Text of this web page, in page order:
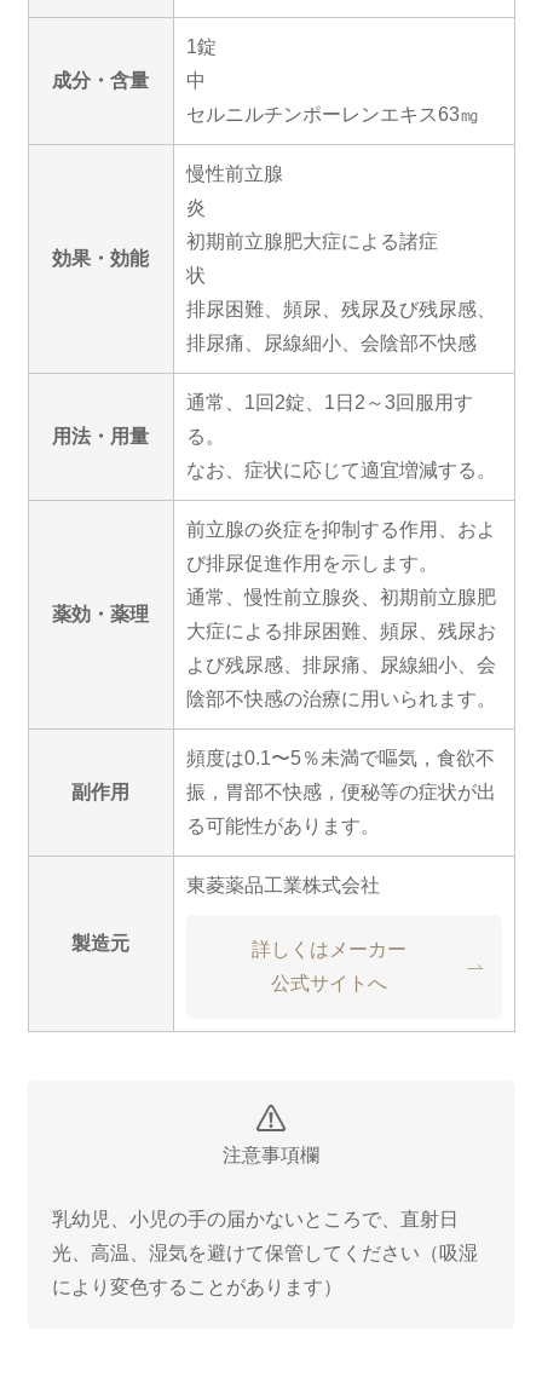
成分・含量
1錠
セルニルチンポーレンエキス63㎎
効果・効能
慢性前立腺
初期前立腺肥大症による諸症
排尿困難、頻尿、残尿及び残尿感、
排尿痛、尿線細小、会陰部不快感
用法・用量
通常、1回2錠、1日2～3回服用す
る。
なお、症状に応じて適宜増減する。
薬効・薬理
前立腺の炎症を抑制する作用、およ
び排尿促進作用を示します。
通常、慢性前立腺炎、初期前立腺肥
大症による排尿困難、頻尿、残尿お
よび残尿感、排尿痛、尿線細小、会
陰部不快感の治療に用いられます。
副作用
頻度は0.1〜5％未満で嘔気，食欲不
振，胃部不快感，便秘等の症状が出
る可能性があります。
製造元
東菱薬品工業株式会社
詳しくはメーカー
公式サイトへ
注意事項欄
乳幼児、小児の手の届かないところで、直射日
光、高温、湿気を避けて保管してください（吸湿
により変色することがあります）